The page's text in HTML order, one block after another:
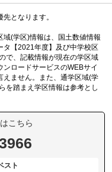
となります。
(学区)情報は、国土数値情報
タ【2021年度】及び中学校区
で、記載情報が現在の学区域
ロードサービスのWEBサイ
えません。また、通学区域(学
を踏まえ学区情報は参考とし
こちら
スト